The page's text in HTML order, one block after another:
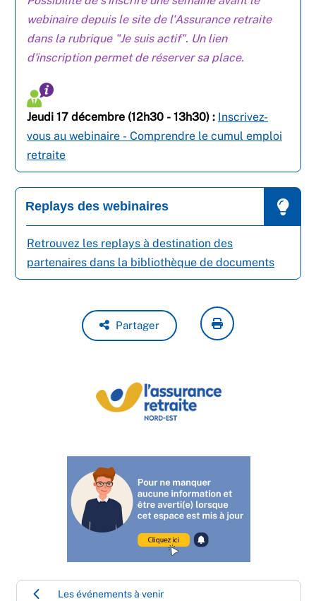
webinaire depuis le site de l'Assurance retraite
dans la rubrique "Je suis actif". Un lien
d'inscription permet de réserver sa place.
Jeudi 17 décembre (12h30 - 13h30) : Inscrivez-
vous au webinaire - Comprendre le cumul emploi
retraite
Replays des webinaires
Retrouvez les replays à destination des
partenaires dans la bibliothèque de documents
Partager
Les événements à venir